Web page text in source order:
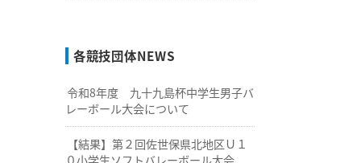
各競技団体NEWS
令和8年度 九十九島杯中学生男子バ
レーボール大会について
【結果】第２回佐世保県北地区Ｕ１